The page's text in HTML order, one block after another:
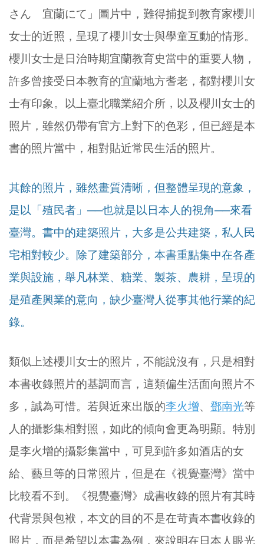
さん 宜蘭にて」圖片中，難得捕捉到教育家櫻川
女士的近照，呈現了櫻川女士與學童互動的情形。
櫻川女士是日治時期宜蘭教育史當中的重要人物，
許多曾接受日本教育的宜蘭地方耆老，都對櫻川女
士有印象。以上臺北職業紹介所，以及櫻川女士的
照片，雖然仍帶有官方上對下的色彩，但已經是本
書的照片當中，相對貼近常民生活的照片。
其餘的照片，雖然畫質清晰，但整體呈現的意象，
是以「殖民者」──也就是以日本人的視角──來看
臺灣。書中的建築照片，大多是公共建築，私人民
宅相對較少。除了建築部分，本書重點集中在各產
業與設施，舉凡林業、糖業、製茶、農耕，呈現的
是殖產興業的意向，缺少臺灣人從事其他行業的紀
錄。
類似上述櫻川女士的照片，不能說沒有，只是相對
本書收錄照片的基調而言，這類偏生活面向照片不
多，誠為可惜。若與近來出版的李火增、 鄧南光等
人的攝影集相對照，如此的傾向會更為明顯。特別
是李火增的攝影集當中，可見到許多如酒店的女
給、藝旦等的日常照片，但是在《視覺臺灣》當中
比較看不到。《視覺臺灣》成書收錄的照片有其時
代背景與包袱，本文的目的不是在苛責本書收錄的
照片，而是希望以本書為例，來說明在日本人眼光